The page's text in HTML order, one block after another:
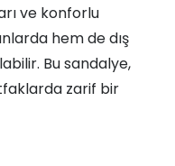
ve konforlu
hem de dış
Bu sandalye,
zarif bir